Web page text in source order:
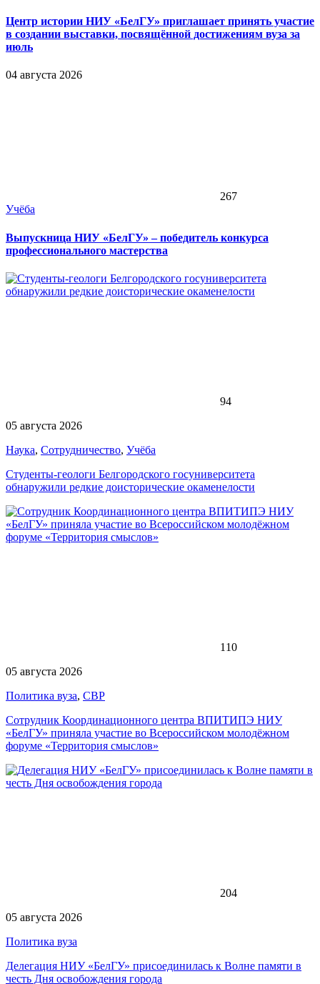
Центр истории НИУ «БелГУ» приглашает принять участие
в создании выставки, посвящённой достижениям вуза за
июль
04 августа 2026
267
Учёба
Выпускница НИУ «БелГУ» – победитель конкурса
профессионального мастерства
94
05 августа 2026
Наука, Сотрудничество, Учёба
Студенты-геологи Белгородского госуниверситета
обнаружили редкие доисторические окаменелости
110
05 августа 2026
Политика вуза, СВР
Сотрудник Координационного центра ВПИТИПЭ НИУ
«БелГУ» приняла участие во Всероссийском молодёжном
форуме «Территория смыслов»
204
05 августа 2026
Политика вуза
Делегация НИУ «БелГУ» присоединилась к Волне памяти в
честь Дня освобождения города